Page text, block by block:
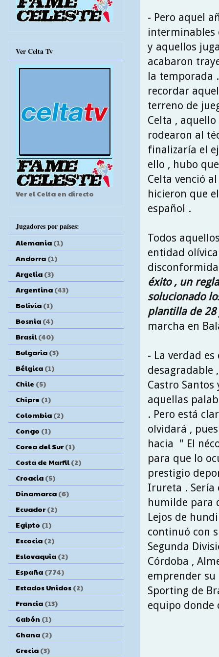
- Pero aquel
interminables
y aquellos
acabaron
la temporada
recordar
terreno de
Celta ,
rodearon al
finalizaría el
ello , hubo
Celta venció
hicieron que
español .
Todos
entidad
éxito , un
solucionado
plantilla de
marcha en
- La verdad
Castro Santos
aquellas
. Pero está
olvidará ,
hacia " El
para que lo
prestigio
Irureta . Sería
humilde para
Lejos de
continuó con
Segunda
Córdoba ,
emprender
Sporting de
equipo donde
Ver Celta Tv
Ver el Celta en directo
Jugadores por países:
Alemania (1)
Andorra (1)
Argelia (3)
Argentina (43)
Bolivia (1)
Bosnia (4)
Brasil (40)
Bulgaria (3)
Bélgica (1)
Chile (5)
Chipre (1)
Colombia (2)
Congo (1)
Corea del Sur (1)
Costa de Marfil (2)
Croacia (5)
Dinamarca (6)
Ecuador (2)
Egipto (1)
Escocia (2)
Eslovaquia (2)
España (774)
Estados Unidos (2)
Francia (13)
Gabón (1)
Ghana (2)
Grecia (3)